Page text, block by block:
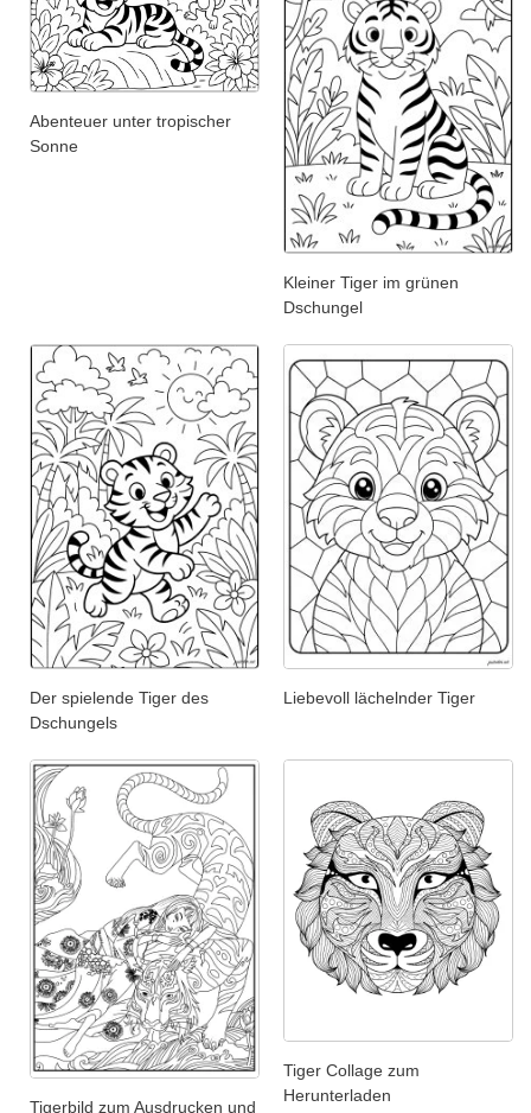
Abenteuer unter tropischer
Sonne
Kleiner Tiger im grünen
Dschungel
Der spielende Tiger des
Dschungels
Liebevoll lächelnder Tiger
Tigerbild zum Ausdrucken und
Tiger Collage zum
Herunterladen